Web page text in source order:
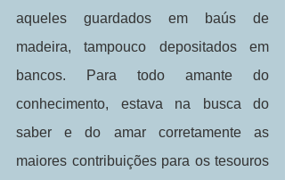
aqueles guardados em baús de
madeira, tampouco depositados em
bancos. Para todo amante do
conhecimento, estava na busca do
saber e do amar corretamente as
maiores contribuições para os tesouros